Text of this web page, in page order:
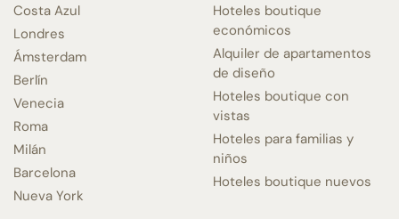
Costa Azul
Londres
Ámsterdam
Berlín
Venecia
Roma
Milán
Barcelona
Nueva York
Hoteles boutique
económicos
Alquiler de apartamentos
de diseño
Hoteles boutique con
vistas
Hoteles para familias y
niños
Hoteles boutique nuevos